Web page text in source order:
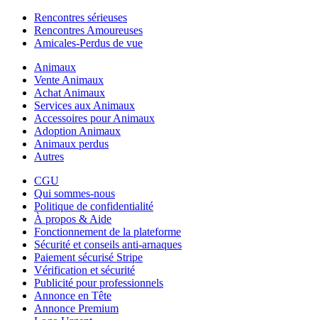
Rencontres sérieuses
Rencontres Amoureuses
Amicales-Perdus de vue
Animaux
Vente Animaux
Achat Animaux
Services aux Animaux
Accessoires pour Animaux
Adoption Animaux
Animaux perdus
Autres
CGU
Qui sommes-nous
Politique de confidentialité
À propos & Aide
Fonctionnement de la plateforme
Sécurité et conseils anti-arnaques
Paiement sécurisé Stripe
Vérification et sécurité
Publicité pour professionnels
Annonce en Tête
Annonce Premium